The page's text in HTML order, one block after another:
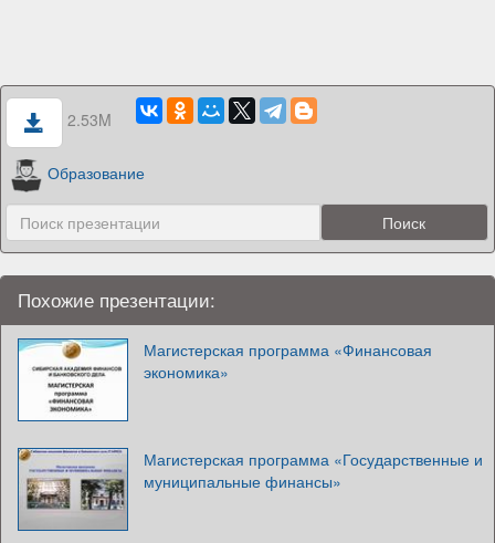
2.53M
Образование
Похожие презентации:
Магистерская программа «Финансовая
экономика»
Магистерская программа «Государственные и
муниципальные финансы»